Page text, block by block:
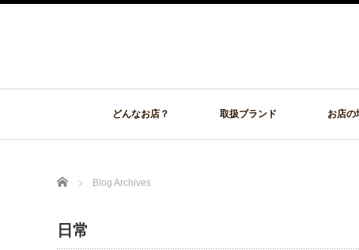
どんなお店？ 取扱ブランド お店の
Home Blog Archives
日常